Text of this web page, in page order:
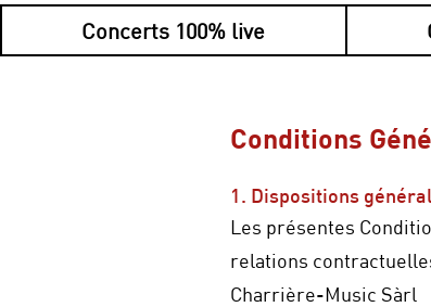
Concerts 100% live
Conditions
1. Dispositions
Les présentes
relations
Charrière-Music Sàrl